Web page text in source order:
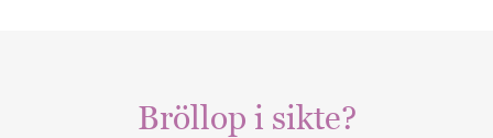
Bröllop i sikte?